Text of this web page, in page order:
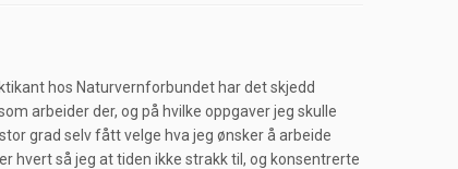
hos Naturvernforbundet har det skjedd
arbeider der, og på hvilke oppgaver jeg skulle
grad selv fått velge hva jeg ønsker å arbeide
hvert så jeg at tiden ikke strakk til, og konsentrerte